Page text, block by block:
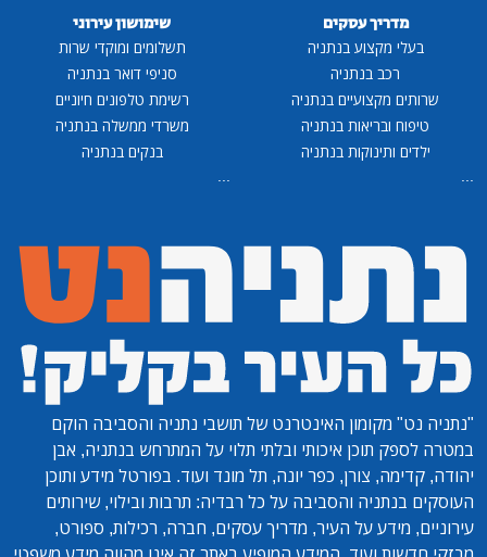
מדריך עסקים
בעלי מקצוע בנתניה
רכב בנתניה
שרותים מקצועיים בנתניה
טיפוח ובריאות בנתניה
ילדים ותינוקות בנתניה
...
שימושון עירוני
תשלומים ומוקדי שרות
סניפי דואר בנתניה
רשימת טלפונים חיוניים
משרדי ממשלה בנתניה
בנקים בנתניה
...
"נתניה נט" מקומון האינטרנט של תושבי נתניה והסביבה הוקם
במטרה לספק תוכן איכותי ובלתי תלוי על המתרחש בנתניה, אבן
יהודה, קדימה, צורן, כפר יונה, תל מונד ועוד. בפורטל מידע ותוכן
העוסקים בנתניה והסביבה על כל רבדיה: תרבות ובילוי, שירותים
עירוניים, מידע על העיר, מדריך עסקים, חברה, רכילות, ספורט,